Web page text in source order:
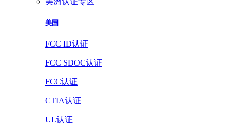
美国
FCC ID认证
FCC SDOC认证
FCC认证
CTIA认证
UL认证